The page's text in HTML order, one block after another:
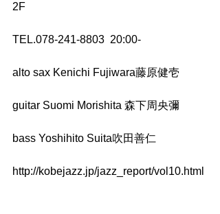
2F
TEL.078-241-8803  20:00-
alto sax Kenichi Fujiwara藤原健壱
guitar Suomi Morishita 森下周央彌
bass Yoshihito Suita吹田善仁
http://kobejazz.jp/jazz_report/vol10.html